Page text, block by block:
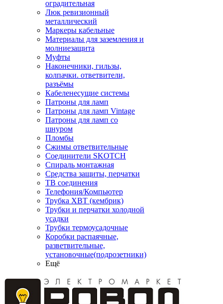
оградительная
Люк ревизионный
металлический
Маркеры кабельные
Материалы для заземления и
молниезащита
Муфты
Наконечники, гильзы,
колпачки. ответвители,
разъёмы
Кабеленесущие системы
Патроны для ламп
Патроны для ламп Vintage
Патроны для ламп со
шнуром
Пломбы
Сжимы ответвительные
Соединители SKOTCH
Спираль монтажная
Средства защиты, перчатки
ТВ соединения
Телефония/Компьютер
Трубка ХВТ (кембрик)
Трубки и перчатки холодной
усадки
Трубки термоусадочные
Коробки распаячные,
разветвительные,
установочные(подрозетники)
Ещё